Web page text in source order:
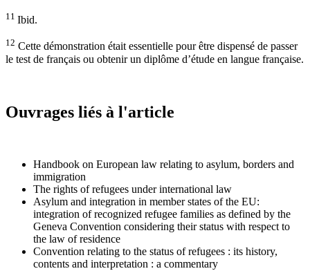
11 Ibid.
12 Cette démonstration était essentielle pour être dispensé de passer
le test de français ou obtenir un diplôme d’étude en langue française.
Ouvrages liés à l'article
Handbook on European law relating to asylum, borders and
immigration
The rights of refugees under international law
Asylum and integration in member states of the EU:
integration of recognized refugee families as defined by the
Geneva Convention considering their status with respect to
the law of residence
Convention relating to the status of refugees : its history,
contents and interpretation : a commentary